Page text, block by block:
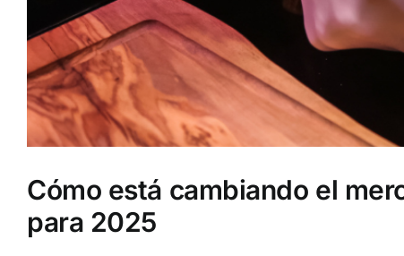
Cómo está cambiando el
para 2025